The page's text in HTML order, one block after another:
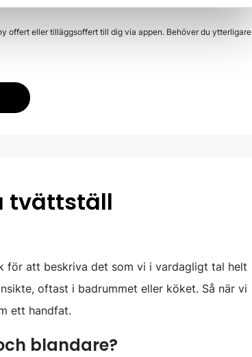
offert eller tilläggsoffert till dig via appen. Behöver du ytterligare
tvättställ
för att beskriva det som vi i vardagligt tal helt
oftast i badrummet eller köket. Så när vi
ett handfat.
blandare?